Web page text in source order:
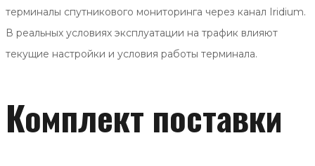
терминалы спутникового мониторинга через канал Iridium.
В реальных условиях эксплуатации на трафик влияют
текущие настройки и условия работы терминала.
Комплект поставки